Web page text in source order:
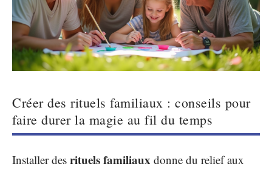
Créer des rituels familiaux : conseils pour
faire durer la magie au fil du temps
Installer des rituels familiaux donne du relief aux